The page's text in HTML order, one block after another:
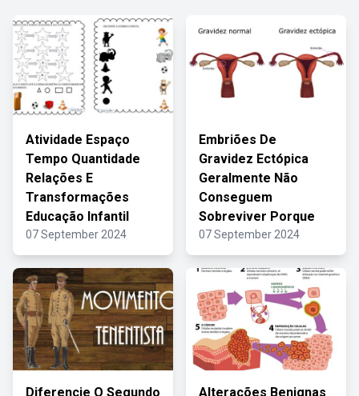
Atividade Espaço
Tempo Quantidade
Relações E
Transformações
Educação Infantil
07 September 2024
Embriões De
Gravidez Ectópica
Geralmente Não
Conseguem
Sobreviver Porque
07 September 2024
Diferencie O Segundo Alterações Benignas